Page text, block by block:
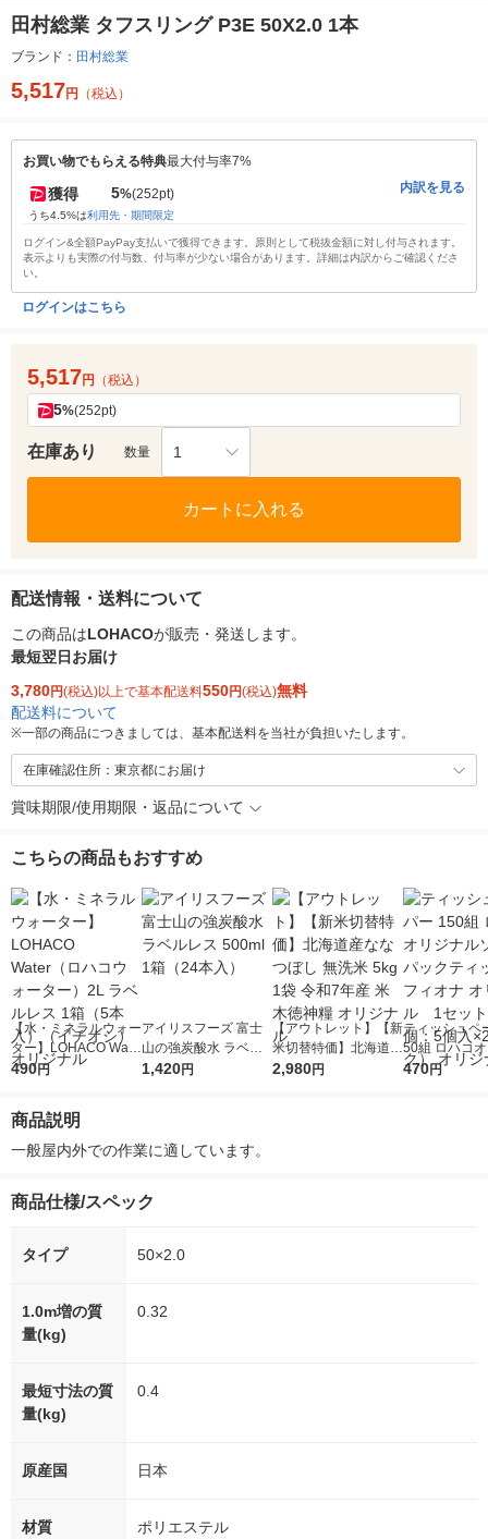
田村総業 タフスリング P3E 50X2.0 1本
ブランド： 田村総業
5,517円 （税込）
お買い物でもらえる特典最大付与率7%
獲得 5%(252pt)
うち4.5%は利用先・期間限定
内訳を見る
ログイン&全額PayPay支払いで獲得できます。原則として税抜金額に対し付与されます。
表示よりも実際の付与数、付与率が少ない場合があります。詳細は内訳からご確認くださ
い。
ログインはこちら
5,517円 （税込）
5%(252pt)
在庫あり 数量 1
カートに入れる
配送情報・送料について
この商品はLOHACOが販売・発送します。
最短翌日お届け
3,780円(税込)以上で基本配送料550円(税込)無料
配送料について
※一部の商品につきましては、基本配送料を当社が負担いたします。
在庫確認住所：東京都にお届け
賞味期限/使用期限・返品について
こちらの商品もおすすめ
【水・ミネラルウォー
ター】LOHACO Wate
r（ロハコウォータ
シ） オリジナル
490円
アイリスフーズ 富士
山の強炭酸水 ラベル
レス 500ml 1箱（24
1,420円
【アウトレット】【新
米切替特価】北海道産
ななつぼし 無洗米 5k
2,980円
ティッシュペ
50組 ロハコ
ルソフトパッ
470円
商品説明
一般屋内外での作業に適しています。
商品仕様/スペック
タイプ 50×2.0
1.0m増の質
量(kg)
0.32
最短寸法の質
量(kg)
0.4
原産国 日本
材質 ポリエステル